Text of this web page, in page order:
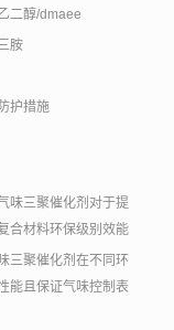
二醇/dmaee
胺
护措施
味三聚催化剂对于提
合材料环保级别效能
三聚催化剂在不同环
能且保证气味控制表